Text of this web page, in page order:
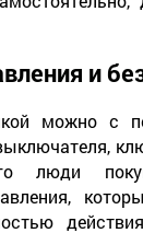
и
можно с
люди